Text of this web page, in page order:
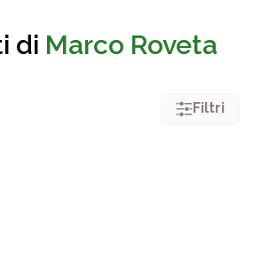
di Marco Roveta
Filtri